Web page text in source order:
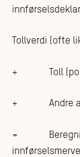
Tollverdi (ofte
+ Toll
+ Andre
=